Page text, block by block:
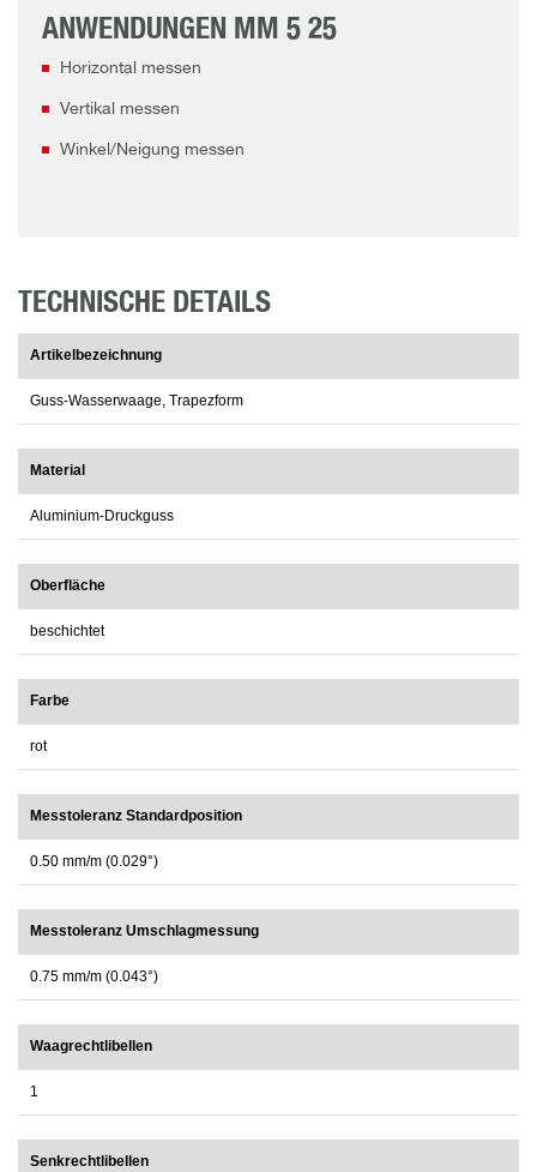
ANWENDUNGEN MM 5 25
Horizontal messen
Vertikal messen
Winkel/Neigung messen
TECHNISCHE DETAILS
Artikelbezeichnung
Guss-Wasserwaage, Trapezform
Material
Aluminium-Druckguss
Oberfläche
beschichtet
Farbe
rot
Messtoleranz Standardposition
0.50 mm/m (0.029°)
Messtoleranz Umschlagmessung
0.75 mm/m (0.043°)
Waagrechtlibellen
1
Senkrechtlibellen